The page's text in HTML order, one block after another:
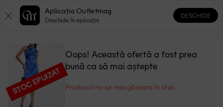
0 0
STOC EPUIZAT
Oops! Această ofertă a fost prea
bună ca să mai aștepte
Produsul nu se mai găsește în stoc
Aplicația Outletmag
Deschide în aplicație
DESCHIDE